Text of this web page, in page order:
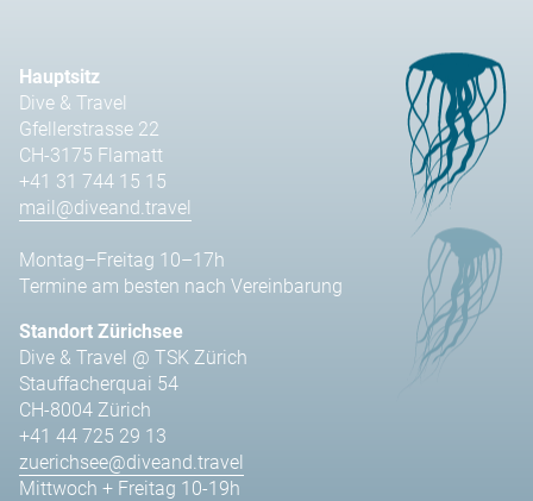
Hauptsitz
Dive & Travel
Gfellerstrasse 22
CH-3175 Flamatt
+41 31 744 15 15
mail@diveand.travel
Montag–Freitag 10–17h
Termine am besten nach Vereinbarung
Standort Zürichsee
Dive & Travel @ TSK Zürich
Stauffacherquai 54
CH-8004 Zürich
+41 44 725 29 13
zuerichsee@diveand.travel
Mittwoch + Freitag 10-19h